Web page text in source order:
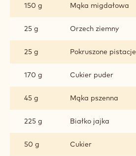
150 g
Mąka migdałowa
25 g Orzech ziemny
25 g Pokruszone pistacje
170 g Cukier puder
45 g Mąka pszenna
225 g Białko jajka
50 g Cukier